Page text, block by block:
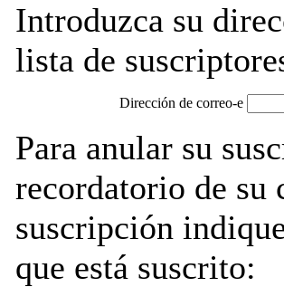
Introduzca su
lista de
Dirección de correo-e
Para anular su
recordatorio de su
suscripción
que está suscrito: